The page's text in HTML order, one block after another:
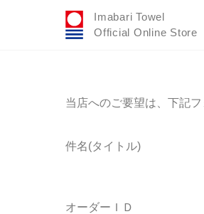
Imabari Towel
Official Online Store
当店へのご要望は、下記
件名(タイトル)
オーダーＩＤ